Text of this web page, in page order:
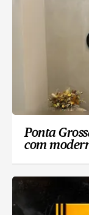
Ponta
com